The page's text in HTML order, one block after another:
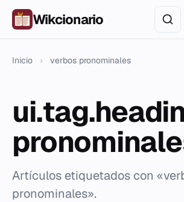
Wikcionario
Inicio › verbos pronominales
Artículos etiquetados con
pronominales».